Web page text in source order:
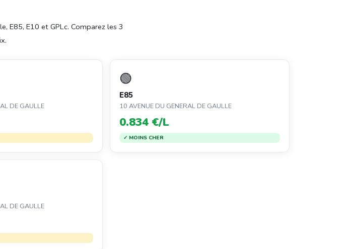
E85, E10 et GPLc. Comparez les 3
DE GAULLE
🟢
E85
10 AVENUE DU GENERAL DE GAULLE
0.834 €/L
✓ MOINS CHER
DE GAULLE